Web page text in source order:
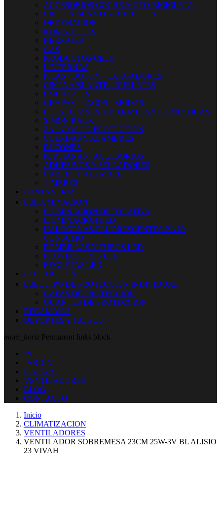
ACCESORIOS COCHE-MOTO-BICICLETA
CINTA AISLANTE - BURLETES
ORDENACION
KOMA TOOLS
HERRAJES
GAS
PRODUCTOS CELO
LINTERNAS
PILAS - BOTON - CARGADORES
CINTA AISLANTE - BURLETES
EMBALAJES
GRAPAS - TACOS - BRIDAS
ESCALERAS INDUSTRIALES Y DOMESTICAS
SIMON RACK
ZAPATOS DE PROTECCION
CUERDAS Y ALAMBRES
BUZONES
PERSIANAS - ACCESORIOS
ADHESIVOS Y SELLADORES
CABLES Y ALAMBRES
TIMBRES
FONTANERIA
 ILUMINACION
ILUMINACION DECORATIVA
ILUMINACIÓN LED
HALOGENAS-FLUORESCENTES-BAJO
CONSUMO
BOMBILLAS Y TUBOS LED
PROYECTORES LED
REGLETAS LED
ELECTRICIDAD
 EQUIPO DE PROTECCION INDIVIDUAL
GAFAS DE PROTECCION
GUANTES DE PROTECCION
RECAMBIOS
DEPORTES Y JUEGOS
more_horiz Permanent links block
INICIO
JARDIN
PISCINA
VENTILADORES
BLOG
CONTACTO
Inicio
CLIMATIZACION
VENTILADORES
VENTILADOR SOBREMESA 23CM 25W-3V BL ALISIO
23 VIVAH